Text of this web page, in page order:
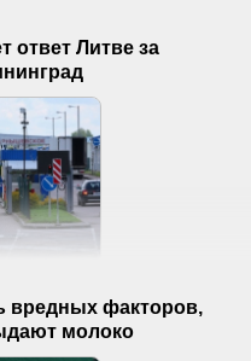
Литве за
вредных факторов,
молоко